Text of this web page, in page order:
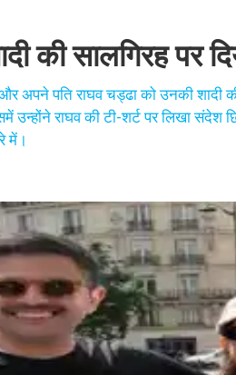
की सालगिरह पर
अपने पति राघव चड्ढा को उनकी शादी
उन्होंने राघव की टी-शर्ट पर लिखा
में।